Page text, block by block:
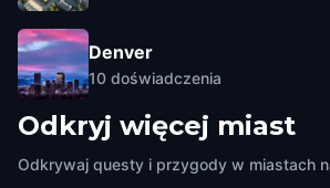
Denver
10 doświadczenia
Odkryj więcej miast
Odkrywaj questy i przygody w miastach